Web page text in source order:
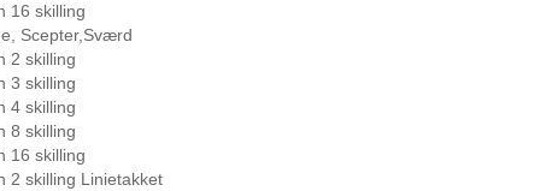
16 skilling
Scepter,Sværd
2 skilling
3 skilling
4 skilling
8 skilling
16 skilling
2 skilling Linietakket